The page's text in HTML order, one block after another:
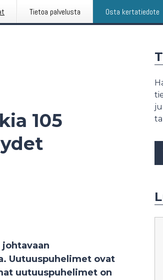
Tietoa palvelusta Osta kertatiedote
105
Uutuuspuhelimet ovat
uutuuspuhelimet on